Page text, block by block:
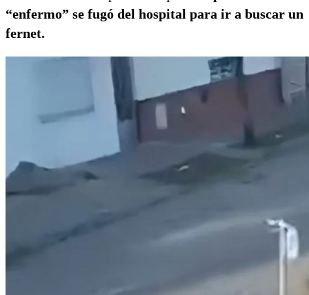
“enfermo” se fugó del hospital para ir a buscar un
fernet.